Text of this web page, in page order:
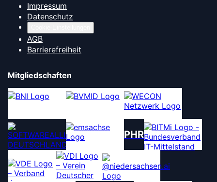
Impressum
Datenschutz
AGB
Barrierefreiheit
Mitgliedschaften
PHR